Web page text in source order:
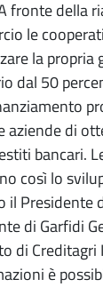
fronte della
le
la
dal 50
aziende di
bancari.
così lo
il
di Garfidi
di Creditagri
è